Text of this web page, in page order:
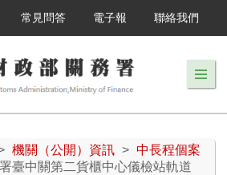
常見問答 電子報 聯絡我們
機關（公開）資訊 > 中長程個案
臺中關第二貨櫃中心儀檢站軌道